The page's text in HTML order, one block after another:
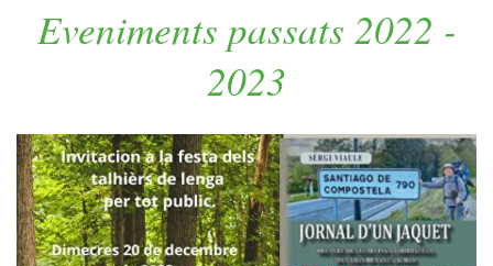
Eveniments passats 2022 -
2023